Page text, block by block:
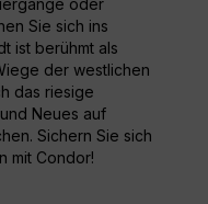
oder
Sie sich ins
ist berühmt als
der westlichen
das riesige
Neues auf
Sichern Sie sich
mit Condor!